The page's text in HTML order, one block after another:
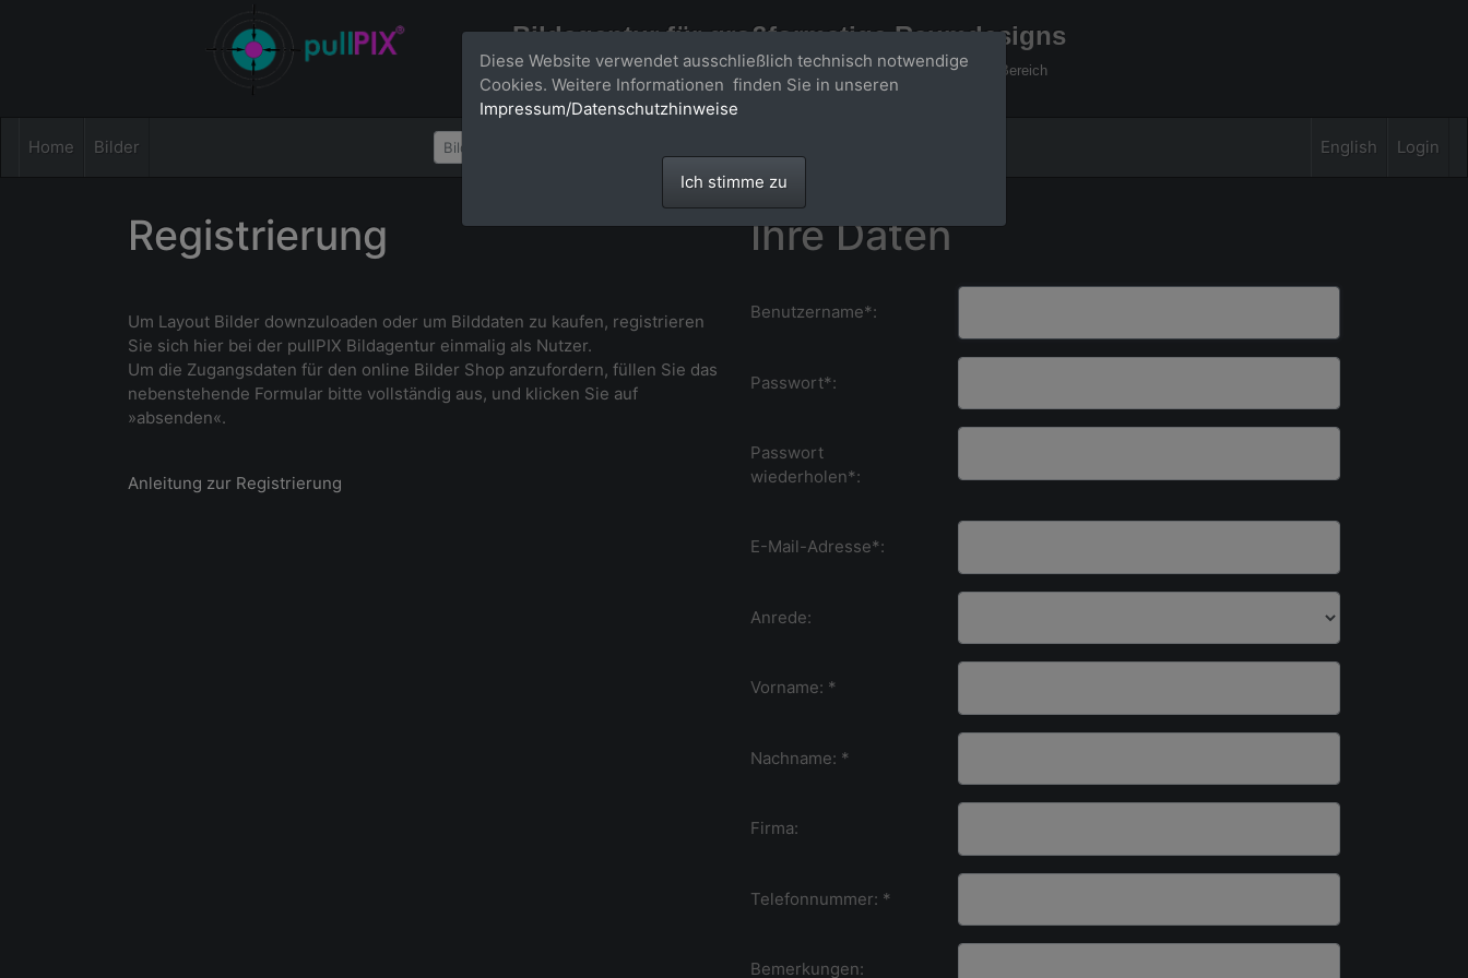
Bildagentur für großformatige Raumdesigns
Großformatige Bilder - über 100 Meter große 'largeformat' Fotos im Gigapixel Bereich
Home Bilder English Login
Registrierung
Um Layout Bilder downzuloaden oder um Bilddaten zu kaufen, registrieren
Sie sich hier bei der pullPIX Bildagentur einmalig als Nutzer.
Um die Zugangsdaten für den online Bilder Shop anzufordern, füllen Sie das
nebenstehende Formular bitte vollständig aus, und klicken Sie auf
»absenden«.
Anleitung zur Registrierung
Ihre Daten
Benutzername*:
Passwort*:
Passwort
wiederholen*:
E-Mail-Adresse*:
Anrede:
Vorname: *
Nachname: *
Firma:
Telefonnummer: *
Bemerkungen:
Diese Website verwendet ausschließlich technisch notwendige
Cookies. Weitere Informationen finden Sie in unseren
Impressum/Datenschutzhinweise
Ich stimme zu